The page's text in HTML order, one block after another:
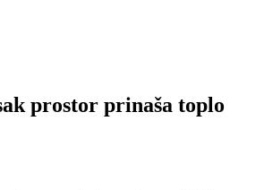
prostor prinaša toplo